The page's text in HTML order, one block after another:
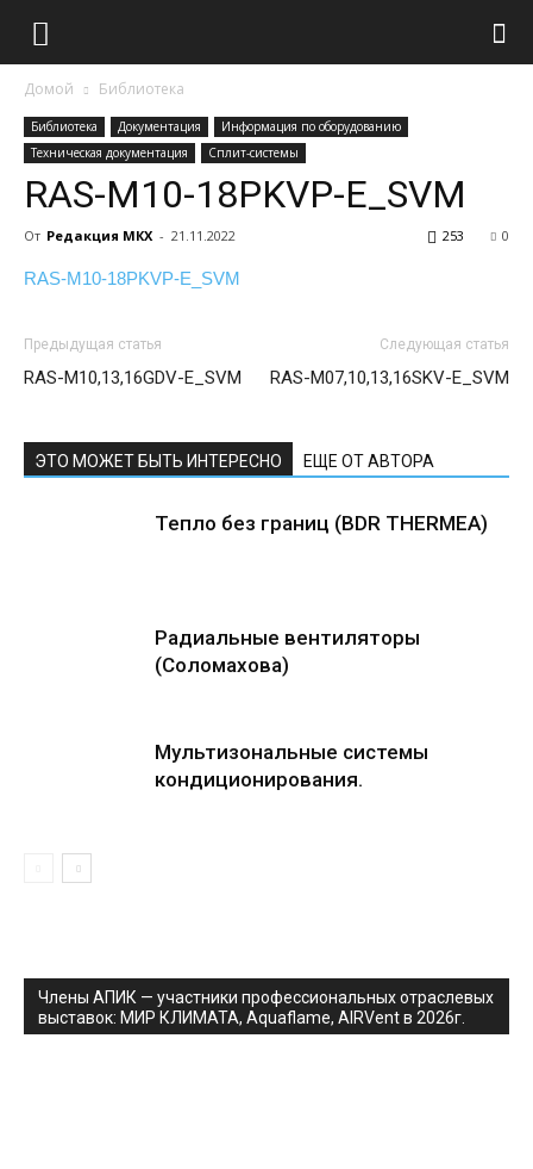
Домой Библиотека
Библиотека Документация
Информация по оборудованию
Техническая документация
Сплит-системы
RAS-M10-18PKVP-E_SVM
От Редакция МКХ - 21.11.2022 0
253
RAS-M10-18PKVP-E_SVM
Предыдущая статья
RAS-M10,13,16GDV-E_SVM
Следующая статья
RAS-M07,10,13,16SKV-E_SVM
ЭТО МОЖЕТ БЫТЬ ИНТЕРЕСНО ЕЩЕ ОТ АВТОРА
Тепло без границ (BDR THERMEA)
Радиальные вентиляторы
(Соломахова)
Мультизональные системы
кондиционирования.
Члены АПИК — участники профессиональных отраслевых
выставок: МИР КЛИМАТА, Aquaflame, AIRVent в 2026г.